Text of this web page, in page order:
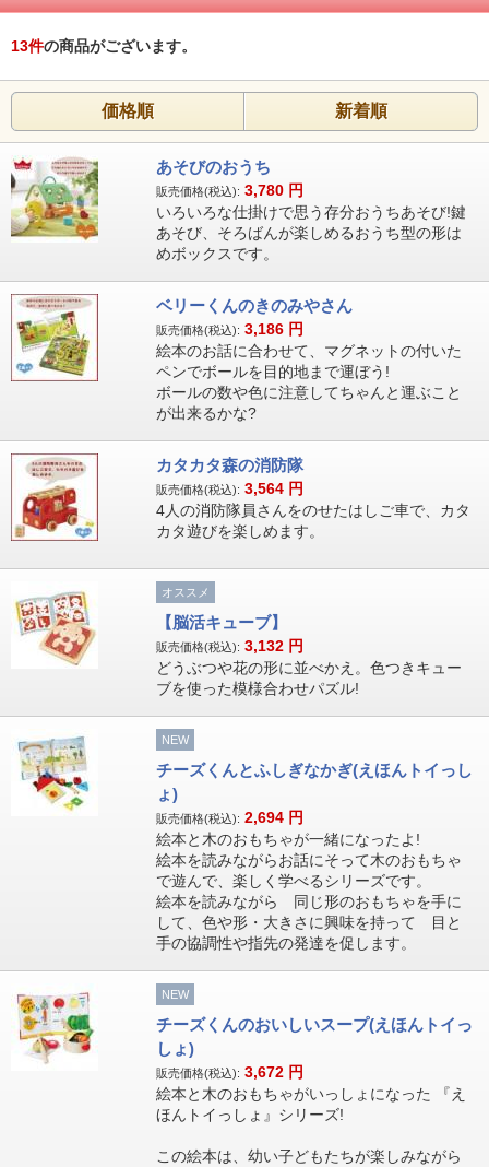
13件の商品がございます。
価格順 新着順
あそびのおうち
販売価格(税込): 3,780 円
いろいろな仕掛けで思う存分おうちあそび!鍵
あそび、そろばんが楽しめるおうち型の形は
めボックスです。
ベリーくんのきのみやさん
販売価格(税込): 3,186 円
絵本のお話に合わせて、マグネットの付いた
ペンでボールを目的地まで運ぼう!
ボールの数や色に注意してちゃんと運ぶこと
が出来るかな?
カタカタ森の消防隊
販売価格(税込): 3,564 円
4人の消防隊員さんをのせたはしご車で、カタ
カタ遊びを楽しめます。
オススメ
【脳活キューブ】
販売価格(税込): 3,132 円
どうぶつや花の形に並べかえ。色つきキュー
ブを使った模様合わせパズル!
NEW
チーズくんとふしぎなかぎ(えほんトイっし
ょ)
販売価格(税込): 2,694 円
絵本と木のおもちゃが一緒になったよ!
絵本を読みながらお話にそって木のおもちゃ
で遊んで、楽しく学べるシリーズです。
絵本を読みながら 同じ形のおもちゃを手に
して、色や形・大きさに興味を持って 目と
手の協調性や指先の発達を促します。
NEW
チーズくんのおいしいスープ(えほんトイっ
しょ)
販売価格(税込): 3,672 円
絵本と木のおもちゃがいっしょになった 『え
ほんトイっしょ』シリーズ!
この絵本は、幼い子どもたちが楽しみながら